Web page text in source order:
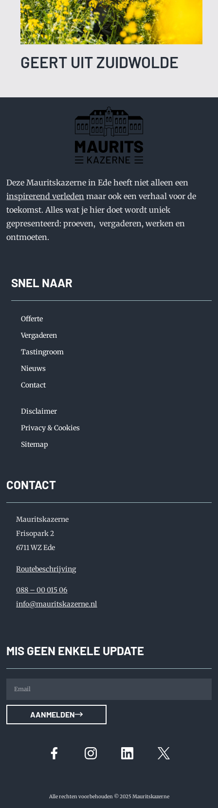
GEERT UIT ZUIDWOLDE
Deze Mauritskazerne in Ede heeft niet alleen een
inspirerend verleden maar ook een verhaal voor de
toekomst. Alles wat je hier doet wordt uniek
gepresenteerd: proeven, vergaderen, werken en
ontmoeten.
SNEL NAAR
Offerte
Vergaderen
Tastingroom
Nieuws
Contact
Disclaimer
Privacy & Cookies
Sitemap
CONTACT
Mauritskazerne
Frisopark 2
6711 WZ Ede
Routebeschrijving
088 – 00 015 06
info@mauritskazerne.nl
MIS GEEN ENKELE UPDATE
AANMELDEN
Alle rechten voorbehouden © 2025 Mauritskazerne